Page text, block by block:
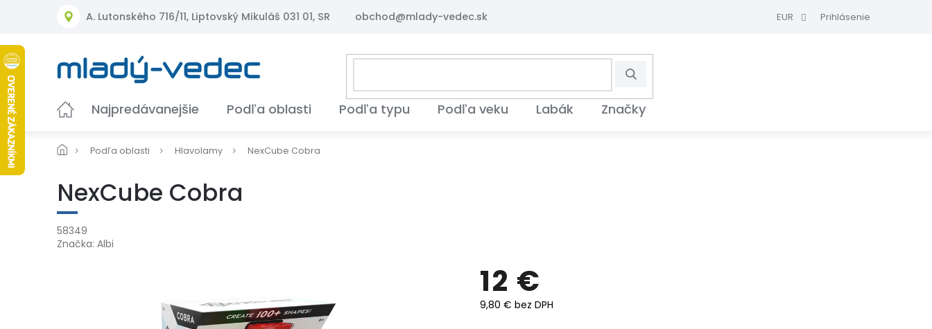
A. Lutonského 716/11, Liptovský Mikuláš 031 01, SR obchod@mlady-vedec.sk EUR Prihlásenie
Hľadať
Najpredávanejšie Podľa oblasti Podľa typu Podľa veku Labák Značky
Podľa oblasti Hlavolamy NexCube Cobra
NexCube Cobra
58349
Značka: Albi
12 €
9,80 € bez DPH